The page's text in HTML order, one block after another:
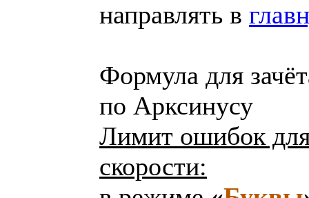
направлять в
Формула для
по Арксинусу
Лимит ошибок
скорости: